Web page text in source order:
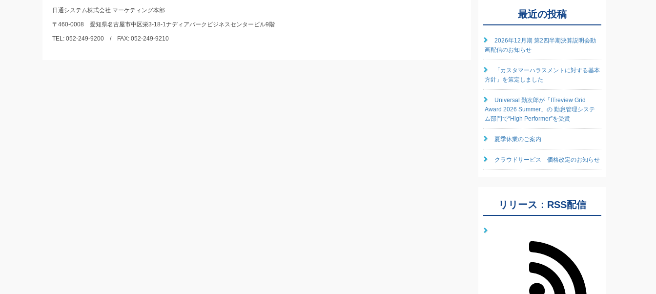
日通システム株式会社 マーケティング本部
〒460-0008 愛知県名古屋市中区栄3-18-1ナディアパークビジネスセンタービル9階
TEL: 052-249-9200 / FAX: 052-249-9210
最近の投稿
2026年12月期 第2四半期決算説明会動
画配信のお知らせ
「カスタマーハラスメントに対する基本
方針」を策定しました
Universal 勤次郎が「ITreview Grid
Award 2026 Summer」の 勤怠管理システ
ム部門で“High Performer”を受賞
夏季休業のご案内
クラウドサービス 価格改定のお知らせ
リリース：RSS配信